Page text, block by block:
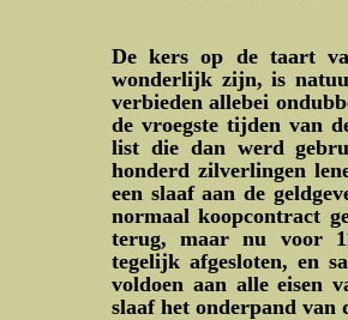
De kers op de taart
wonderlijk zijn, is
verbieden allebei
de vroegste tijden van
list die dan werd
honderd zilverlingen
een slaaf aan de
normaal koopcontract
terug, maar nu voor
tegelijk afgesloten, en
voldoen aan alle eisen
slaaf het onderpand van